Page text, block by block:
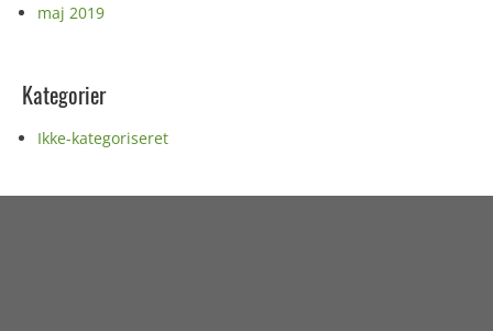
maj 2019
Kategorier
Ikke-kategoriseret